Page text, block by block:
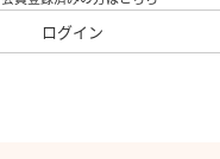
ログイン